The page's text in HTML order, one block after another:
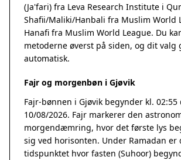
(Ja'fari) fra Leva Research Institute i
Shafii/Maliki/Hanbali fra Muslim World
Hanafi fra Muslim World League. Du
metoderne øverst på siden, og dit valg
automatisk.
Fajr og morgenbøn i Gjøvik
Fajr-bønnen i Gjøvik begynder kl. 02:55
10/08/2026. Fajr markerer den
morgendæmring, hvor det første lys
sig ved horisonten. Under Ramadan er
tidspunktet hvor fasten (Suhoor)